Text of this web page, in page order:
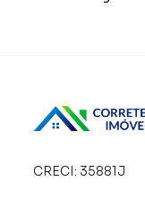
empreendimentos
imóvel que mais
CRECI: 35881J